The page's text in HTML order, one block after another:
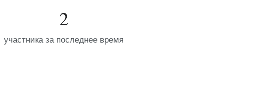
2
участника за последнее время